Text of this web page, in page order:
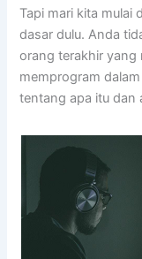
Tapi mari kita mulai
dasar dulu. Anda
orang terakhir yang
memprogram
tentang apa itu dan